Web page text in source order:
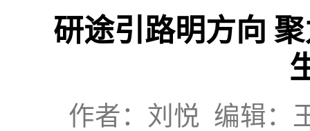
研途引路明方向
作者：刘悦 编辑：